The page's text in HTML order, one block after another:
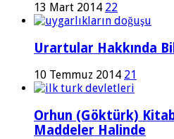
13 Mart 2014 22
Urartular Hakkında
10 Temmuz 2014 21
Orhun (Göktürk)
Maddeler Halinde